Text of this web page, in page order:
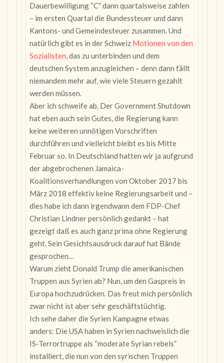
Dauerbewilligung “C” dann quartalsweise zahlen
– im ersten Quartal die Bundessteuer und dann
Kantons- und Gemeindesteuer zusammen. Und
natürlich gibt es in der Schweiz Motionen von den
Sozialisten, das zu unterbinden und dem
deutschen System anzugleichen – denn dann fällt
niemandem mehr auf, wie viele Steuern gezahlt
werden müssen.
Aber ich schweife ab. Der Government Shutdown
hat eben auch sein Gutes, die Regierung kann
keine weiteren unnötigen Vorschriften
durchführen und vielleicht bleibt es bis Mitte
Februar so. In Deutschland hatten wir ja aufgrund
der abgebrochenen Jamaica-
Koalitionsverhandlungen von Oktober 2017 bis
März 2018 effektiv keine Regierungsarbeit und –
dies habe ich dann irgendwann dem FDP-Chef
Christian Lindner persönlich gedankt – hat
gezeigt daß es auch ganz prima ohne Regierung
geht. Sein Gesichtsausdruck darauf hat Bände
gesprochen…
Warum zieht Donald Trump die amerikanischen
Truppen aus Syrien ab? Nun, um den Gaspreis in
Europa hochzudrücken. Das freut mich persönlich
zwar nicht ist aber sehr geschäftstüchtig.
Ich sehe daher die Syrien Kampagne etwas
anders: Die USA haben in Syrien nachweislich die
IS-Terrortruppe als “moderate Syrian rebels”
installiert, die nun von den syrischen Truppen